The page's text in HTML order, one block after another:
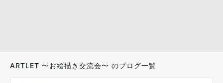
ARTLET 〜お絵描き交流会〜 のブログ一覧